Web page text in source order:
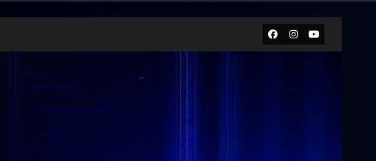
Facebook
Instagram
Youtube